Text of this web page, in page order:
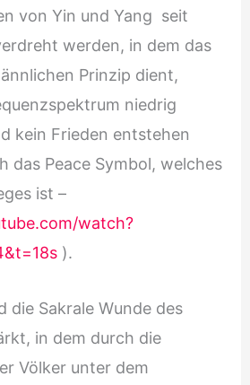
von Yin und Yang seit
werden, in dem das
Prinzip dient,
niedrig
kein Frieden entstehen
das Peace Symbol, welches
ist –
watch?
).
die Sakrale Wunde des
in dem durch die
Völker unter dem